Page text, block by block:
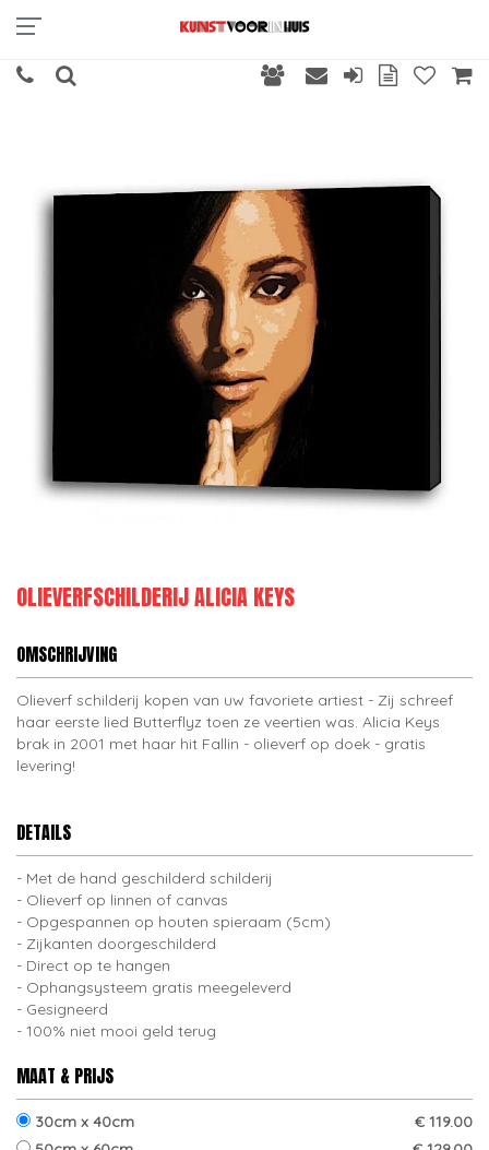
OLIEVERFSCHILDERIJ ALICIA KEYS
OMSCHRIJVING
Olieverf schilderij kopen van uw favoriete artiest - Zij schreef
haar eerste lied Butterflyz toen ze veertien was. Alicia Keys
brak in 2001 met haar hit Fallin - olieverf op doek - gratis
levering!
DETAILS
Met de hand geschilderd schilderij
Olieverf op linnen of canvas
Opgespannen op houten spieraam (5cm)
Zijkanten doorgeschilderd
Direct op te hangen
Ophangsysteem gratis meegeleverd
Gesigneerd
100% niet mooi geld terug
MAAT & PRIJS
30cm x 40cm
€ 119.00